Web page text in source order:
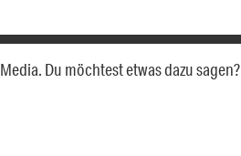
Du möchtest etwas dazu sagen?